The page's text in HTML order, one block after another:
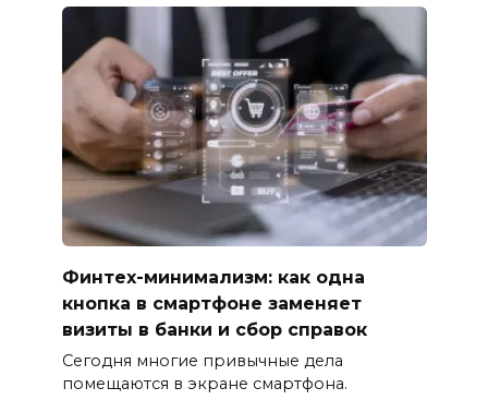
Финтех-минимализм: как одна
кнопка в смартфоне заменяет
визиты в банки и сбор справок
Сегодня многие привычные дела
помещаются в экране смартфона.